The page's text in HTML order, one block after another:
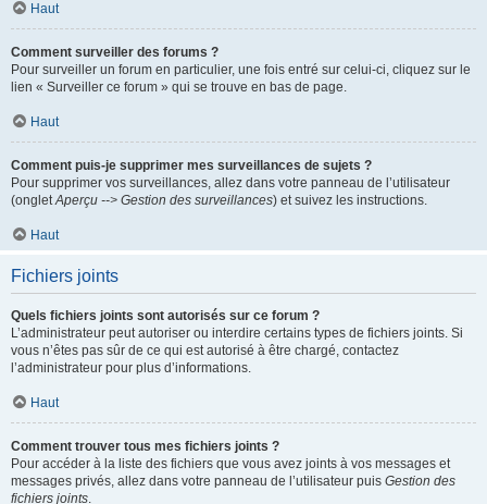
Haut
Comment surveiller des forums ?
Pour surveiller un forum en particulier, une fois entré sur celui-ci, cliquez sur le
lien « Surveiller ce forum » qui se trouve en bas de page.
Haut
Comment puis-je supprimer mes surveillances de sujets ?
Pour supprimer vos surveillances, allez dans votre panneau de l’utilisateur
(ongletAperçu --> Gestion des surveillances) et suivez les instructions.
Haut
Fichiers joints
Quels fichiers joints sont autorisés sur ce forum ?
L’administrateur peut autoriser ou interdire certains types de fichiers joints. Si
vous n’êtes pas sûr de ce qui est autorisé à être chargé, contactez
l’administrateur pour plus d’informations.
Haut
Comment trouver tous mes fichiers joints ?
Pour accéder à la liste des fichiers que vous avez joints à vos messages et
messages privés, allez dans votre panneau de l’utilisateur puis Gestion des
fichiers joints.